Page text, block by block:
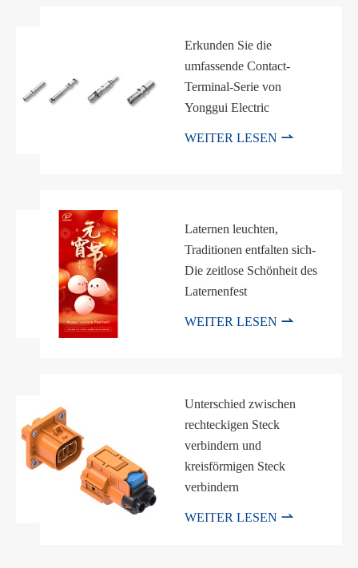
Erkunden Sie die
umfassende Contact-
Terminal-Serie von
Yonggui Electric
WEITER LESEN 
Laternen leuchten,
Traditionen entfalten sich-
Die zeitlose Schönheit des
Laternenfest
WEITER LESEN 
Unterschied zwischen
rechteckigen Steck
verbindern und
kreisförmigen Steck
verbindern
WEITER LESEN 